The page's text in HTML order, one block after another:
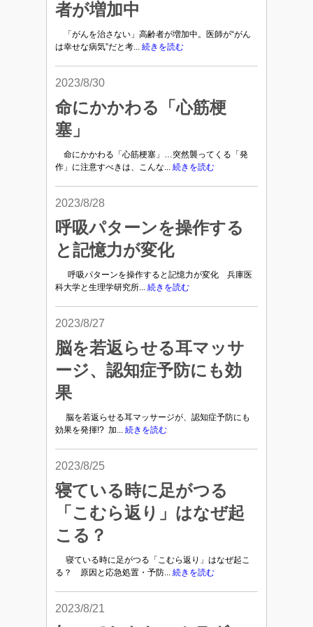
者が増加中
「がんを治さない」高齢者が増加中。医師が“がん
は幸せな病気”だと考... 続きを読む
2023/8/30
命にかかわる「心筋梗
塞」
命にかかわる「心筋梗塞」…突然襲ってくる「発
作」に注意すべきは、こんな... 続きを読む
2023/8/28
呼吸パターンを操作する
と記憶力が変化
呼吸パターンを操作すると記憶力が変化 兵庫医
科大学と生理学研究所... 続きを読む
2023/8/27
脳を若返らせる耳マッサ
ージ、認知症予防にも効
果
脳を若返らせる耳マッサージが、認知症予防にも
効果を発揮!? 加... 続きを読む
2023/8/25
寝ている時に足がつる
「こむら返り」はなぜ起
こる？
寝ている時に足がつる「こむら返り」はなぜ起こ
る？ 原因と応急処置・予防... 続きを読む
2023/8/21